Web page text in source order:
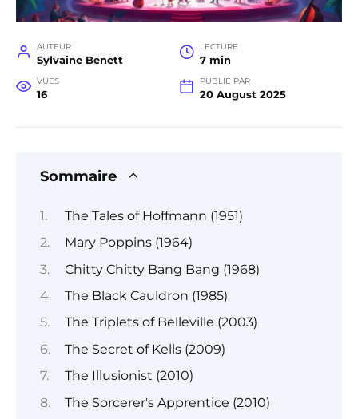
AUTEUR
Sylvaine Benett
LECTURE
7 min
VUES
16
PUBLIÉ PAR
20 August 2025
Sommaire
The Tales of Hoffmann (1951)
Mary Poppins (1964)
Chitty Chitty Bang Bang (1968)
The Black Cauldron (1985)
The Triplets of Belleville (2003)
The Secret of Kells (2009)
The Illusionist (2010)
The Sorcerer's Apprentice (2010)